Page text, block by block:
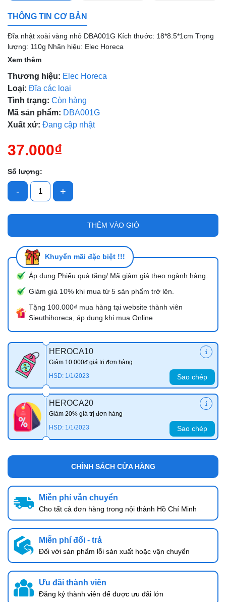
THÔNG TIN CƠ BẢN
Đĩa nhật xoài vàng nhỏ DBA001G Kích thước: 18*8.5*1cm Trọng
lượng: 110g Nhãn hiệu: Elec Horeca
Xem thêm
Thương hiệu: Elec Horeca
Loại: Đĩa các loại
Tình trạng: Còn hàng
Mã sản phẩm: DBA001G
Xuất xứ: Đang cập nhật
37.000₫
Số lượng:
- +
THÊM VÀO GIỎ
Khuyến mãi đặc biệt !!!
Áp dụng Phiếu quà tặng/ Mã giảm giá theo ngành hàng.
Giảm giá 10% khi mua từ 5 sản phẩm trở lên.
Tặng 100.000₫ mua hàng tại website thành viên
Sieuthihoreca, áp dụng khi mua Online
HEROCA10
Giảm 10.000đ giá trị đơn hàng
HSD: 1/1/2023
Sao chép
HEROCA20
Giảm 20% giá trị đơn hàng
HSD: 1/1/2023
Sao chép
Điều kiện:
CHÍNH SÁCH CỬA HÀNG
Miễn phí vẫn chuyển
Cho tất cả đơn hàng trong nội thành Hồ Chí Minh
Miễn phí đổi - trả
Đối với sản phẩm lỗi sản xuất hoặc vận chuyển
Ưu đãi thành viên
Đăng ký thành viên để được ưu đãi lớn